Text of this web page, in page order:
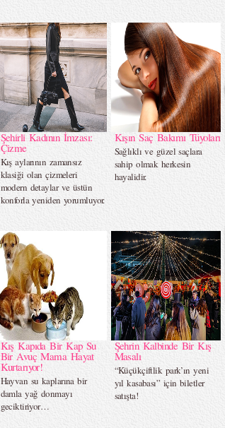
Şehirli Kadının İmzası:
Çizme
Kış aylarının zamansız
klasiği olan çizmeleri
modern detaylar ve üstün
konforla yeniden yorumluyor.
Kışın Saç Bakımı Tüyoları
Sağlıklı ve güzel saçlara
sahip olmak herkesin
hayalidir.
Kış Kapıda Bir Kap Su
Bir Avuç Mama Hayat
Kurtarıyor!
Hayvan su kaplarına bir
damla yağ donmayı
geciktiriyor…
Şehrin Kalbinde Bir Kış
Masalı
“Küçükçiftlik park’ın yeni
yıl kasabası” için biletler
satışta!